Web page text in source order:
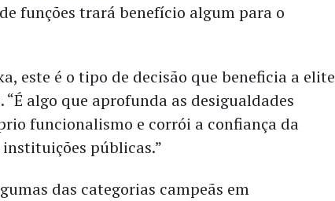
funções trará benefício algum para o
este é o tipo de decisão que beneficia a elite
“É algo que aprofunda as desigualdades
funcionalismo e corrói a confiança da
instituições públicas.”
das categorias campeãs em